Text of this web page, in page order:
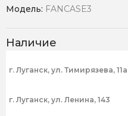
Модель: FANCASE3
Наличие
г. Луганск, ул. Тимирязева, 11а
г. Луганск, ул. Ленина, 143